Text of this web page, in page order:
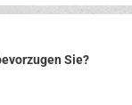
Sie?